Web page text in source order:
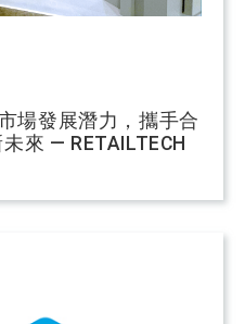
場發展潛力，攜手合
來 — RETAILTECH